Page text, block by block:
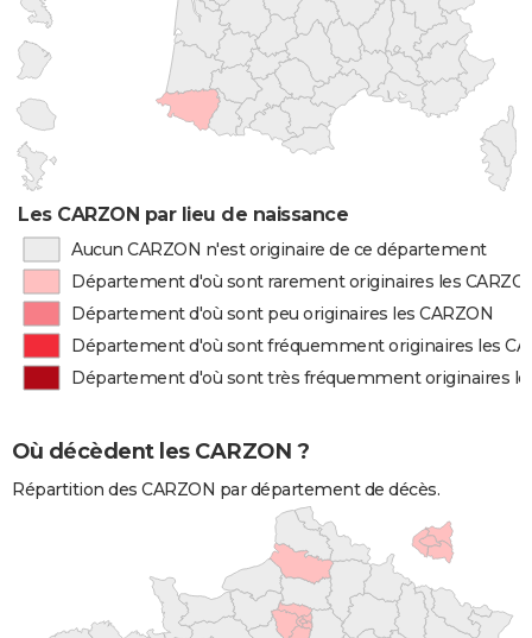
Les CARZON par lieu de naissance
Aucun CARZON n'est originaire de ce département
Département d'où sont rarement originaires les
Département d'où sont peu originaires les CARZON
Département d'où sont fréquemment originaires les
Département d'où sont très fréquemment originaires
Où décèdent les CARZON ?
Répartition des CARZON par département de décès.